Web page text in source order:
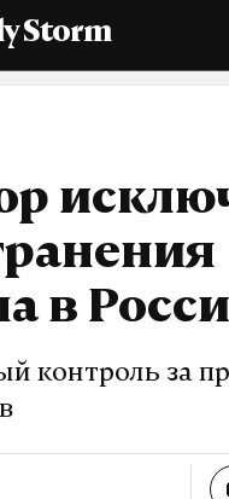
Storm
в
контроль за